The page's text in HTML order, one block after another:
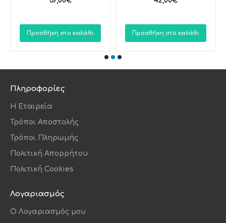
Προσθήκη στο καλάθι Προσθήκη στο καλάθι
Πληροφορίες
Η Εταιρεία
Τρόποι Αποστολής
Τρόποι Πληρωμής
Πολιτική Απορρήτου
Πολιτική Cookies
Λογαριασμός
O Λογαριασμός μου